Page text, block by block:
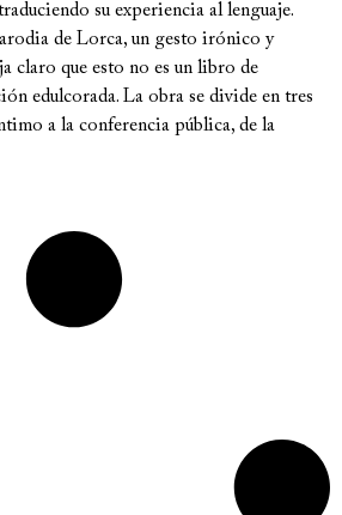
su experiencia al lenguaje.
de Lorca, un gesto irónico y
claro que esto no es un libro de
edulcorada. La obra se divide en tres
a la conferencia pública, de la